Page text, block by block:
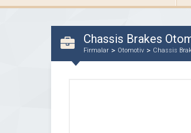
Chassis Brakes
Firmalar Otomotiv Chassis